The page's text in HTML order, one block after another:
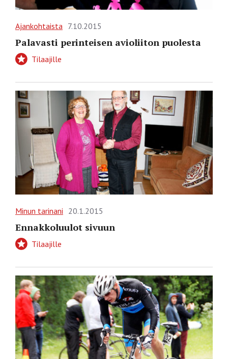
Ajankohtaista 7.10.2015
Palavasti perinteisen avioliiton puolesta
Tilaajille
Minun tarinani 20.1.2015
Ennakkoluulot sivuun
Tilaajille